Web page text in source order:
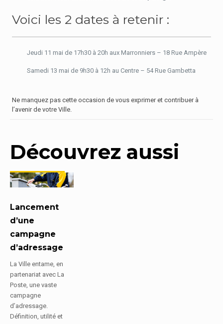
Voici les 2 dates à retenir :
Jeudi 11 mai de 17h30 à 20h aux Marronniers – 18 Rue Ampère
Samedi 13 mai de 9h30 à 12h au Centre – 54 Rue Gambetta
Ne manquez pas cette occasion de vous exprimer et contribuer à
l’avenir de votre Ville.
Découvrez aussi
Lancement
d’une
campagne
d’adressage
La Ville entame, en
partenariat avec La
Poste, une vaste
campagne
d’adressage.
Définition, utilité et